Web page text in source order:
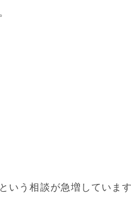
いう相談が急増していま